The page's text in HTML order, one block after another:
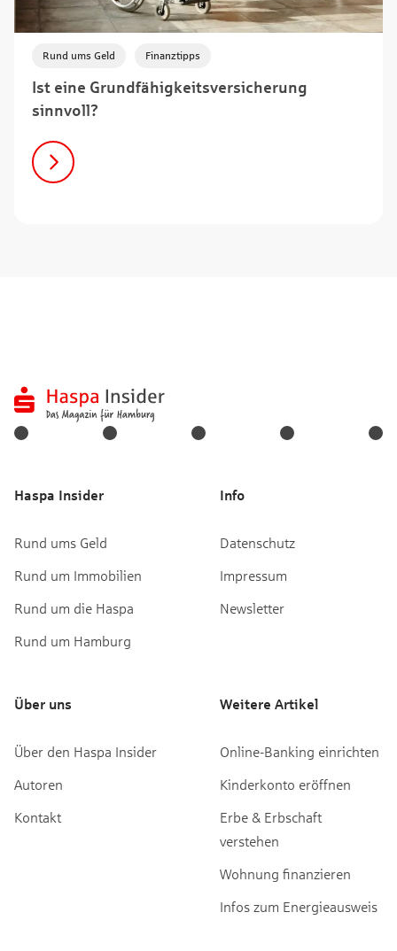
Ist eine Grundfähigkeitsversicherung
sinnvoll?
Rund ums Geld Finanztipps
Haspa Insider
Rund ums Geld
Rund um Immobilien
Rund um die Haspa
Rund um Hamburg
Info
Datenschutz
Impressum
Newsletter
Über uns
Über den Haspa Insider
Autoren
Kontakt
Weitere Artikel
Online-Banking einrichten
Kinderkonto eröffnen
Erbe & Erbschaft
verstehen
Wohnung finanzieren
Infos zum Energieausweis